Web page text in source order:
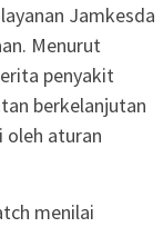
Jamkesda
Menurut
penyakit
berkelanjutan
oleh aturan
menilai